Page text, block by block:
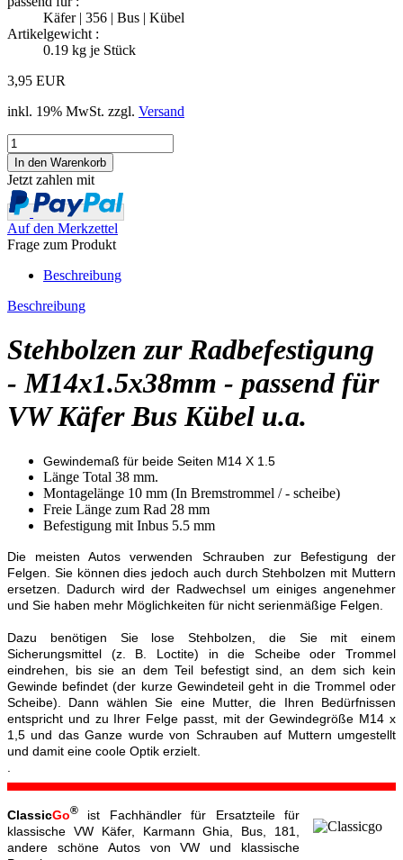
Käfer | 356 | Bus | Kübel
Artikelgewicht :
0.19 kg je Stück
3,95 EUR
inkl. 19% MwSt. zzgl. Versand
Jetzt zahlen mit
Auf den Merkzettel
Frage zum Produkt
Beschreibung
Beschreibung
Stehbolzen zur Radbefestigung
- M14x1.5x38mm - passend für
VW Käfer Bus Kübel u.a.
Gewindemaß für beide Seiten M14 X 1.5
Länge Total 38 mm.
Montagelänge 10 mm (In Bremstrommel / - scheibe)
Freie Länge zum Rad 28 mm
Befestigung mit Inbus 5.5 mm
Die meisten Autos verwenden Schrauben zur Befestigung der
Felgen. Sie können dies jedoch auch durch Stehbolzen mit Muttern
ersetzen. Dadurch wird der Radwechsel um einiges angenehmer
und Sie haben mehr Möglichkeiten für nicht serienmäßige Felgen.
Dazu benötigen Sie lose Stehbolzen, die Sie mit einem
Sicherungsmittel (z. B. Loctite) in die Scheibe oder Trommel
eindrehen, bis sie an dem Teil befestigt sind, an dem sich kein
Gewinde befindet (der kurze Gewindeteil geht in die Trommel oder
Scheibe). Dann wählen Sie eine Mutter, die Ihren Bedürfnissen
entspricht und zu Ihrer Felge passt, mit der Gewindegröße M14 x
1,5 und das Ganze wurde von Schrauben auf Muttern umgestellt
und damit eine coole Optik erzielt.
ClassicGo®
ist Fachhändler für Ersatzteile für
klassische VW Käfer, Karmann Ghia, Bus, 181,
andere schöne Autos von VW und klassische